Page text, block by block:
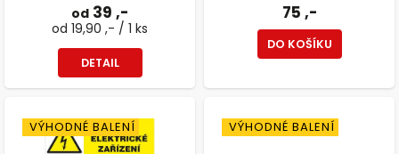
od 39 ,-
od 19,90 ,- / 1 ks
DETAIL
75 ,-
DO KOŠÍKU
VÝHODNÉ BALENÍ VÝHODNÉ BALENÍ